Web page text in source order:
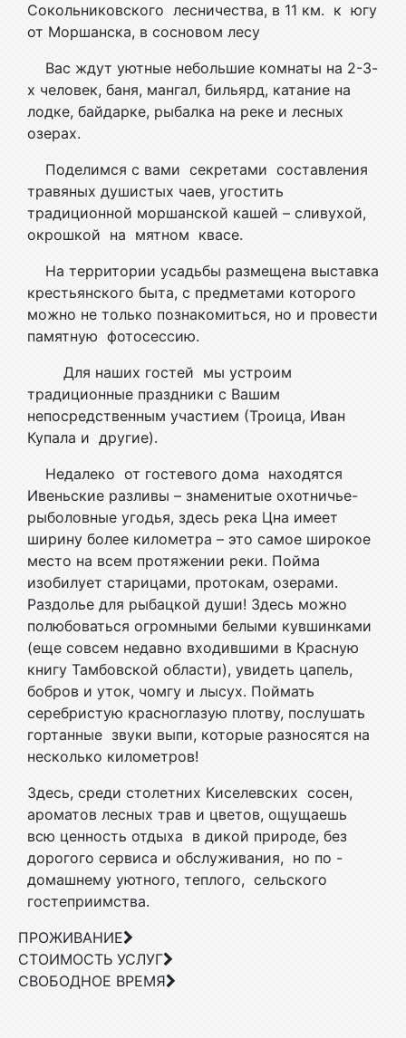
Сокольниковского лесничества, в 11 км. к югу
от Моршанска, в сосновом лесу
Вас ждут уютные небольшие комнаты на 2-3-
х человек, баня, мангал, бильярд, катание на
лодке, байдарке, рыбалка на реке и лесных
озерах.
Поделимся с вами секретами составления
травяных душистых чаев, угостить
традиционной моршанской кашей – сливухой,
окрошкой на мятном квасе.
На территории усадьбы размещена выставка
крестьянского быта, с предметами которого
можно не только познакомиться, но и провести
памятную фотосессию.
Для наших гостей мы устроим
традиционные праздники с Вашим
непосредственным участием (Троица, Иван
Купала и другие).
Недалеко от гостевого дома находятся
Ивеньские разливы – знаменитые охотничье-
рыболовные угодья, здесь река Цна имеет
ширину более километра – это самое широкое
место на всем протяжении реки. Пойма
изобилует старицами, протокам, озерами.
Раздолье для рыбацкой души! Здесь можно
полюбоваться огромными белыми кувшинками
(еще совсем недавно входившими в Красную
книгу Тамбовской области), увидеть цапель,
бобров и уток, чомгу и лысух. Поймать
серебристую красноглазую плотву, послушать
гортанные звуки выпи, которые разносятся на
несколько километров!
Здесь, среди столетних Киселевских сосен,
ароматов лесных трав и цветов, ощущаешь
всю ценность отдыха в дикой природе, без
дорогого сервиса и обслуживания, но по -
домашнему уютного, теплого, сельского
гостеприимства.
ПРОЖИВАНИЕ
СТОИМОСТЬ УСЛУГ
СВОБОДНОЕ ВРЕМЯ